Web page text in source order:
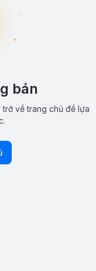
bán
trở về trang chủ để lựa